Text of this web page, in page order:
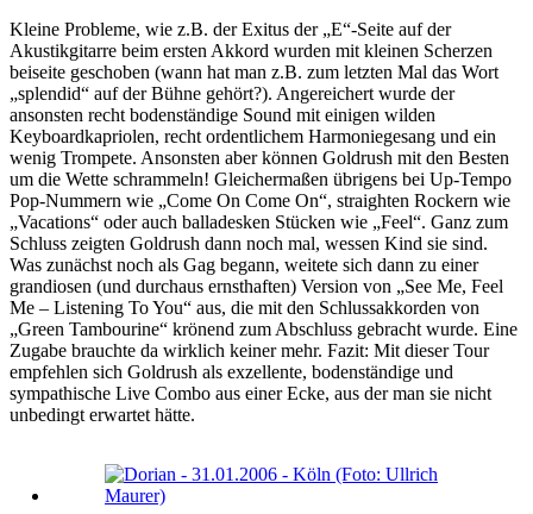
Kleine Probleme, wie z.B. der Exitus der „E“-Seite auf der
Akustikgitarre beim ersten Akkord wurden mit kleinen Scherzen
beiseite geschoben (wann hat man z.B. zum letzten Mal das Wort
„splendid“ auf der Bühne gehört?). Angereichert wurde der
ansonsten recht bodenständige Sound mit einigen wilden
Keyboardkapriolen, recht ordentlichem Harmoniegesang und ein
wenig Trompete. Ansonsten aber können Goldrush mit den Besten
um die Wette schrammeln! Gleichermaßen übrigens bei Up-Tempo
Pop-Nummern wie „Come On Come On“, straighten Rockern wie
„Vacations“ oder auch balladesken Stücken wie „Feel“. Ganz zum
Schluss zeigten Goldrush dann noch mal, wessen Kind sie sind.
Was zunächst noch als Gag begann, weitete sich dann zu einer
grandiosen (und durchaus ernsthaften) Version von „See Me, Feel
Me – Listening To You“ aus, die mit den Schlussakkorden von
„Green Tambourine“ krönend zum Abschluss gebracht wurde. Eine
Zugabe brauchte da wirklich keiner mehr. Fazit: Mit dieser Tour
empfehlen sich Goldrush als exzellente, bodenständige und
sympathische Live Combo aus einer Ecke, aus der man sie nicht
unbedingt erwartet hätte.